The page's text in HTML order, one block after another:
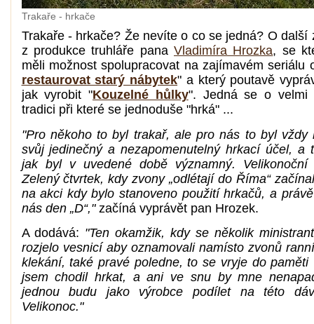
Trakaře - hrkače
Trakaře - hrkače? Že nevíte o co se jedná? O další
z produkce truhláře pana Vladimíra Hrozka, se
měli možnost spolupracovat na zajímavém seriálu
restaurovat starý nábytek" a který poutavě
jak vyrobit "Kouzelné hůlky". Jedná se o velmi
tradici při které se jednoduše "hrká" ...
"Pro někoho to byl trakař, ale pro nás to byl vždy
svůj jedinečný a nezapomenutelný hrkací účel, a
jak byl v uvedené době významný.
Zelený čtvrtek, kdy zvony „odlétají do Říma“
na akci kdy bylo stanoveno použití hrkačů, a
nás den „D“,"začíná vyprávět pan Hrozek.
A dodává: "Ten okamžik, kdy se několik
rozjelo vesnicí aby oznamovali namísto zvonů
klekání, také pravé poledne, to se vryje do
jsem chodil hrkat, a ani ve snu by mne
jednou budu jako výrobce podílet na této
Velikonoc."